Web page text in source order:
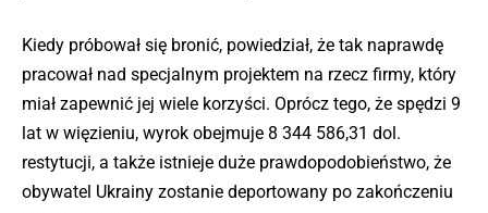
Kiedy próbował się bronić, powiedział, że tak naprawdę
pracował nad specjalnym projektem na rzecz firmy, który
miał zapewnić jej wiele korzyści. Oprócz tego, że spędzi 9
lat w więzieniu, wyrok obejmuje 8 344 586,31 dol.
restytucji, a także istnieje duże prawdopodobieństwo, że
obywatel Ukrainy zostanie deportowany po zakończeniu